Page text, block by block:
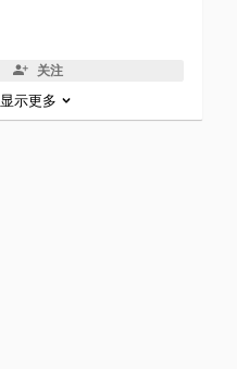
关注
显示更多